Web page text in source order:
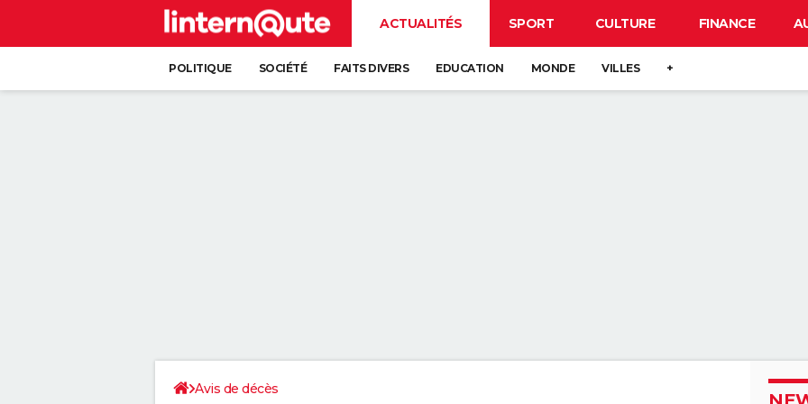
ACTUALITÉS SPORT CULTURE FINANCE
POLITIQUE SOCIÉTÉ FAITS DIVERS EDUCATION MONDE VILLES +
Avis de décès